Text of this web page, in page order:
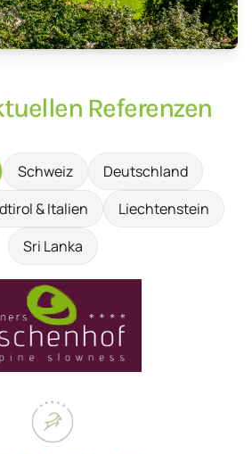
Referenzen
Schweiz
Deutschland
& Italien
Liechtenstein
Sri Lanka